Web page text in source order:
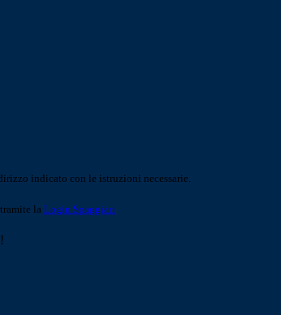
indicato con le istruzioni necessarie.
la Login Spaggiari